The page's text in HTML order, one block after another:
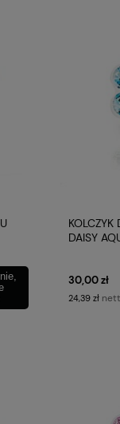
KOLCZYK
DAISY
30,00 zł
24,39 zł